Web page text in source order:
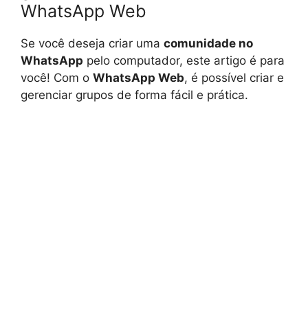
WhatsApp Web
Se você deseja criar uma comunidade no
WhatsApp pelo computador, este artigo é para
você! Com o WhatsApp Web, é possível criar e
gerenciar grupos de forma fácil e prática.